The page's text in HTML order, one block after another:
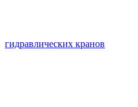
гидравлических кранов